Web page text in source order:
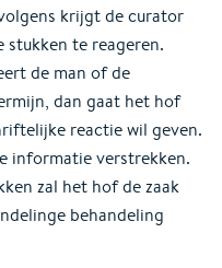
krijgt de curator
stukken te reageren.
de man of de
dan gaat het hof
reactie wil geven.
informatie verstrekken.
zal het hof de zaak
behandeling